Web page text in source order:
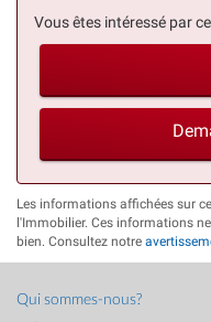
Vous êtes intéressé par
Les informations affichées sur
l'Immobilier. Ces informations
bien. Consultez notre
Qui sommes-nous?